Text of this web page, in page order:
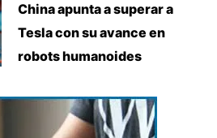
China apunta a superar a
Tesla con su avance en
robots humanoides